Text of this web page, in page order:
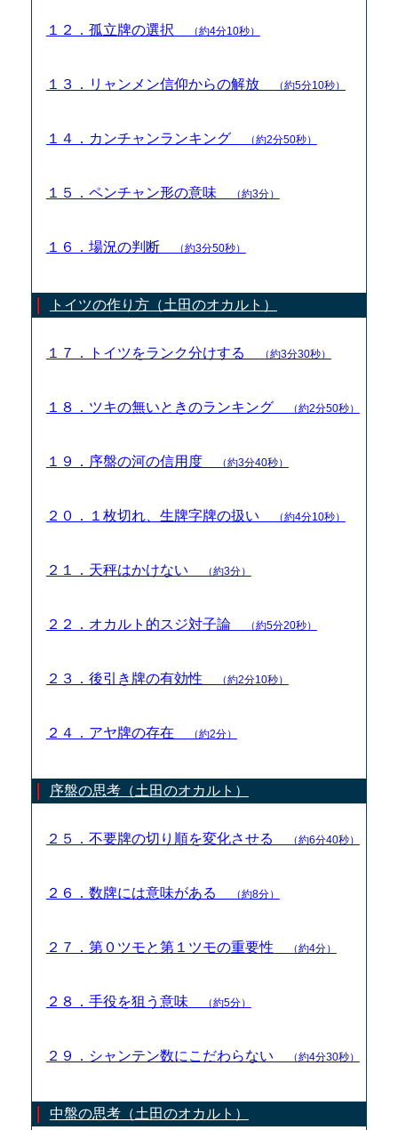
１２．孤立牌の選択 （約4分10秒）
１３．リャンメン信仰からの解放 （約5分10秒）
１４．カンチャンランキング （約2分50秒）
１５．ペンチャン形の意味 （約3分）
１６．場況の判断 （約3分50秒）
トイツの作り方（土田のオカルト）
１７．トイツをランク分けする （約3分30秒）
１８．ツキの無いときのランキング （約2分50秒）
１９．序盤の河の信用度 （約3分40秒）
２０．１枚切れ、生牌字牌の扱い （約4分10秒）
２１．天秤はかけない （約3分）
２２．オカルト的スジ対子論 （約5分20秒）
２３．後引き牌の有効性 （約2分10秒）
２４．アヤ牌の存在 （約2分）
序盤の思考（土田のオカルト）
２５．不要牌の切り順を変化させる （約6分40秒）
２６．数牌には意味がある （約8分）
２７．第０ツモと第１ツモの重要性 （約4分）
２８．手役を狙う意味 （約5分）
２９．シャンテン数にこだわらない （約4分30秒）
中盤の思考（土田のオカルト）